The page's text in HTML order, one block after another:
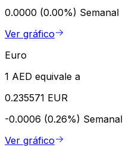
0.0000 (0.00%) Semanal
Ver gráfico
Euro
1 AED equivale a
0.235571 EUR
-0.0006 (0.26%) Semanal
Ver gráfico